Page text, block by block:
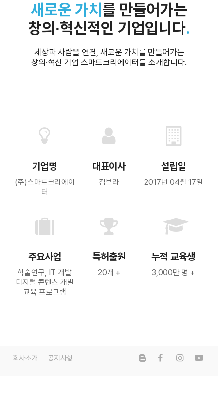
새로운 가치 를 만들어가는
창의·혁신적인 기업입니다.
세상과 사람을 연결, 새로운 가치를 만들어가는
창의·혁신 기업 스마트크리에이터를 소개합니다.
기업명
(주)스마트크리에이
터
대표이사
김보라
설립일
2017년 04월 17일
주요사업
학술연구, IT 개발
디지털 콘텐츠 개발
교육 프로그램
특허출원
20개 +
누적 교육생
3,000만 명 +
회사소개 공지사항